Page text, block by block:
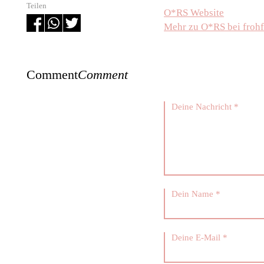
Teilen
O*RS Website
Mehr zu O*RS bei
CommentComment